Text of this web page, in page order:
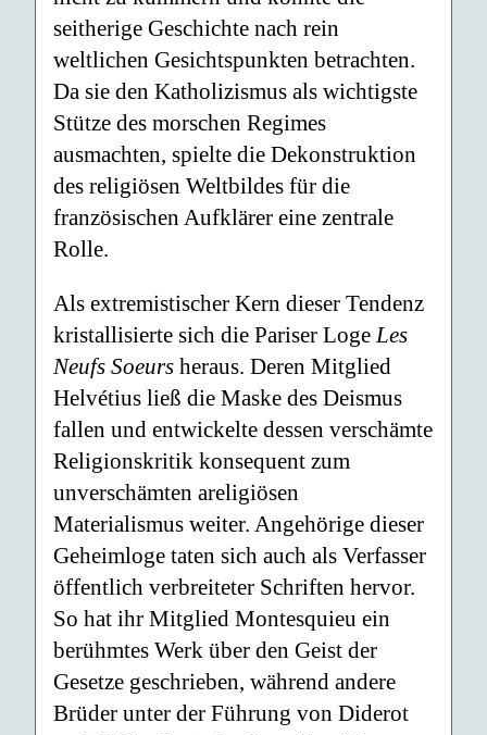
seitherige Geschichte nach rein
weltlichen Gesichtspunkten betrachten.
Da sie den Katholizismus als wichtigste
Stütze des morschen Regimes
ausmachten, spielte die Dekonstruktion
des religiösen Weltbildes für die
französischen Aufklärer eine zentrale
Rolle.
Als extremistischer Kern dieser Tendenz
kristallisierte sich die Pariser LogeLes
Neufs Soeurs heraus. Deren Mitglied
Helvétius ließ die Maske des Deismus
fallen und entwickelte dessen verschämte
Religionskritik konsequent zum
unverschämten areligiösen
Materialismus weiter. Angehörige dieser
Geheimloge taten sich auch als Verfasser
öffentlich verbreiteter Schriften hervor.
So hat ihr Mitglied Montesquieu ein
berühmtes Werk über den Geist der
Gesetze geschrieben, während andere
Brüder unter der Führung von Diderot